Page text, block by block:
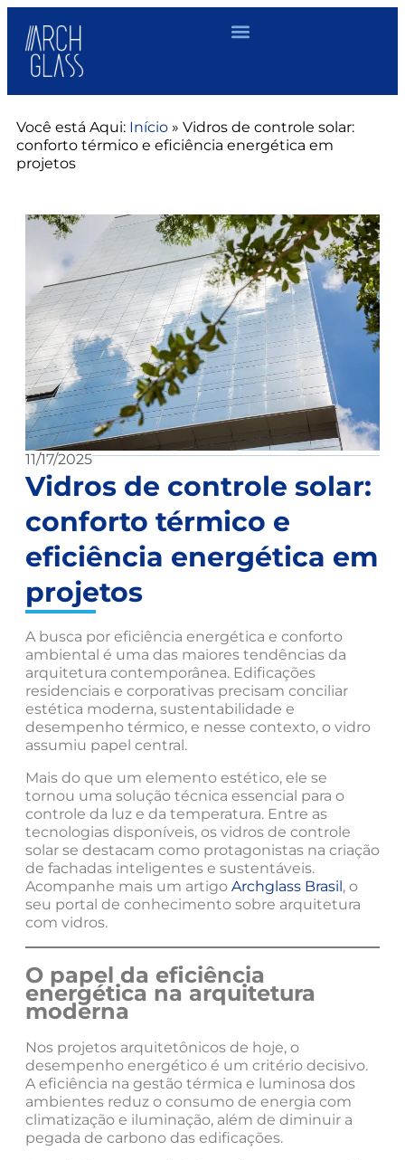
Você está Aqui: Início » Vidros de controle solar:
conforto térmico e eficiência energética em
projetos
11/17/2025
Vidros de controle solar:
conforto térmico e
eficiência energética em
projetos
A busca por eficiência energética e conforto
ambiental é uma das maiores tendências da
arquitetura contemporânea. Edificações
residenciais e corporativas precisam conciliar
estética moderna, sustentabilidade e
desempenho térmico, e nesse contexto, o vidro
assumiu papel central.
Mais do que um elemento estético, ele se
tornou uma solução técnica essencial para o
controle da luz e da temperatura. Entre as
tecnologias disponíveis, os vidros de controle
solar se destacam como protagonistas na criação
de fachadas inteligentes e sustentáveis.
Acompanhe mais um artigo Archglass Brasil, o
seu portal de conhecimento sobre arquitetura
com vidros.
O papel da eficiência
energética na arquitetura
moderna
Nos projetos arquitetônicos de hoje, o
desempenho energético é um critério decisivo.
A eficiência na gestão térmica e luminosa dos
ambientes reduz o consumo de energia com
climatização e iluminação, além de diminuir a
pegada de carbono das edificações.